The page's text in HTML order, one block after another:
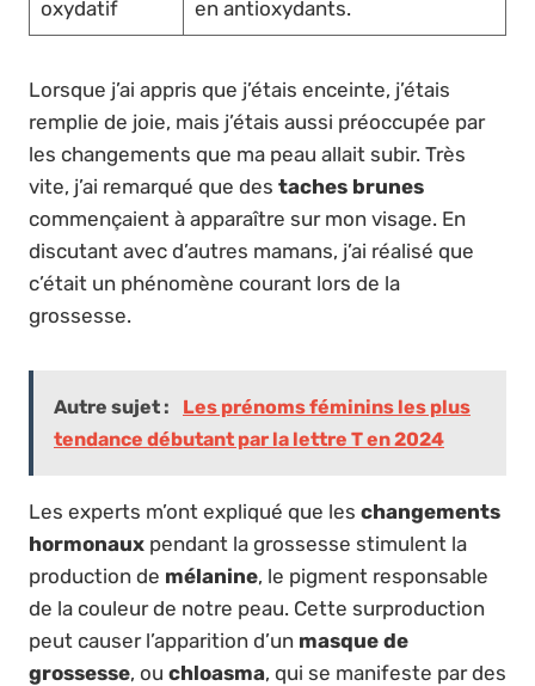
oxydatif
en antioxydants.
Lorsque j’ai appris que j’étais enceinte, j’étais
remplie de joie, mais j’étais aussi préoccupée par
les changements que ma peau allait subir. Très
vite, j’ai remarqué que des taches brunes
commençaient à apparaître sur mon visage. En
discutant avec d’autres mamans, j’ai réalisé que
c’était un phénomène courant lors de la
grossesse.
Autre sujet :
Les prénoms féminins les plus
tendance débutant par la lettre T en 2024
Les experts m’ont expliqué que les changements
hormonaux pendant la grossesse stimulent la
production de mélanine, le pigment responsable
de la couleur de notre peau. Cette surproduction
peut causer l’apparition d’un masque de
grossesse, ou chloasma, qui se manifeste par des